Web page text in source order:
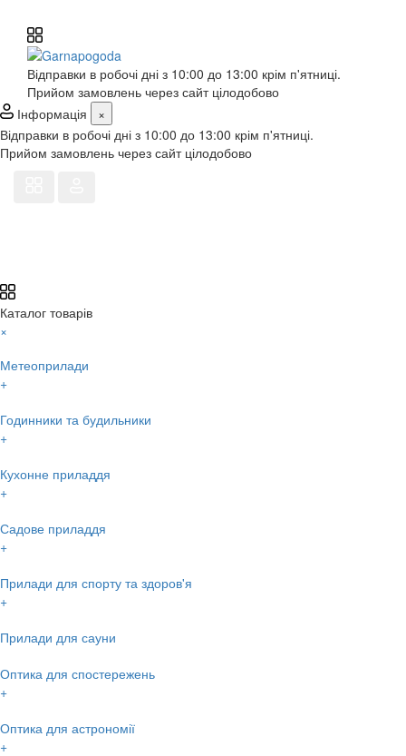
Відправки в робочі дні з 10:00 до 13:00 крім п'ятниці.
Прийом замовлень через сайт цілодобово
Інформація
×
Відправки в робочі дні з 10:00 до 13:00 крім п'ятниці.
Прийом замовлень через сайт цілодобово
Каталог товарів
×
Метеоприлади
+
Годинники та будильники
+
Кухонне приладдя
+
Садове приладдя
+
Прилади для спорту та здоров'я
+
Прилади для сауни
Оптика для спостережень
+
Оптика для астрономії
+